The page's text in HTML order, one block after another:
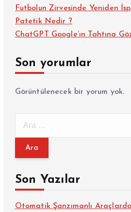
Futbolun Zirvesinde Yeniden
Patetik Nedir ?
ChatGPT Google’ın Tahtına
Son yorumlar
Görüntülenecek bir yorum yok.
m
:Son Yazılar
Otomatik Şanzımanlı